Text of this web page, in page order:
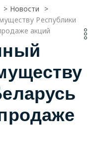
Новости
Республики
акций